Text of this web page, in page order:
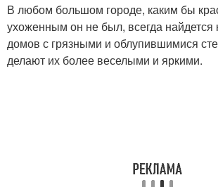
В любом большом городе, каким бы
ухоженным он не был, всегда найдется
домов с грязными и облупившимися
делают их более веселыми и яркими.